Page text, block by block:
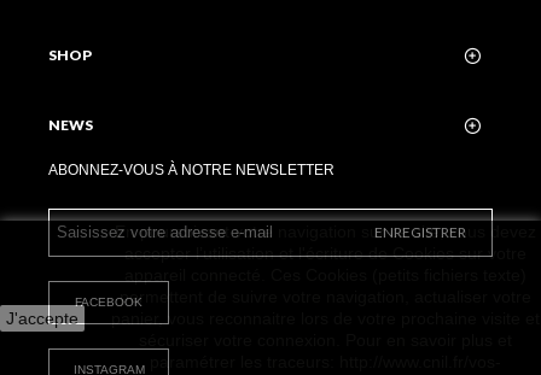
SHOP
NEWS
ABONNEZ-VOUS À NOTRE NEWSLETTER
ENREGISTRER
FACEBOOK
INSTAGRAM
J'accepte
En poursuivant votre navigation sur ce site, vous devez
accepter l’utilisation et l'écriture de Cookies sur votre
permettent de suivre votre navigation, actualiser votre